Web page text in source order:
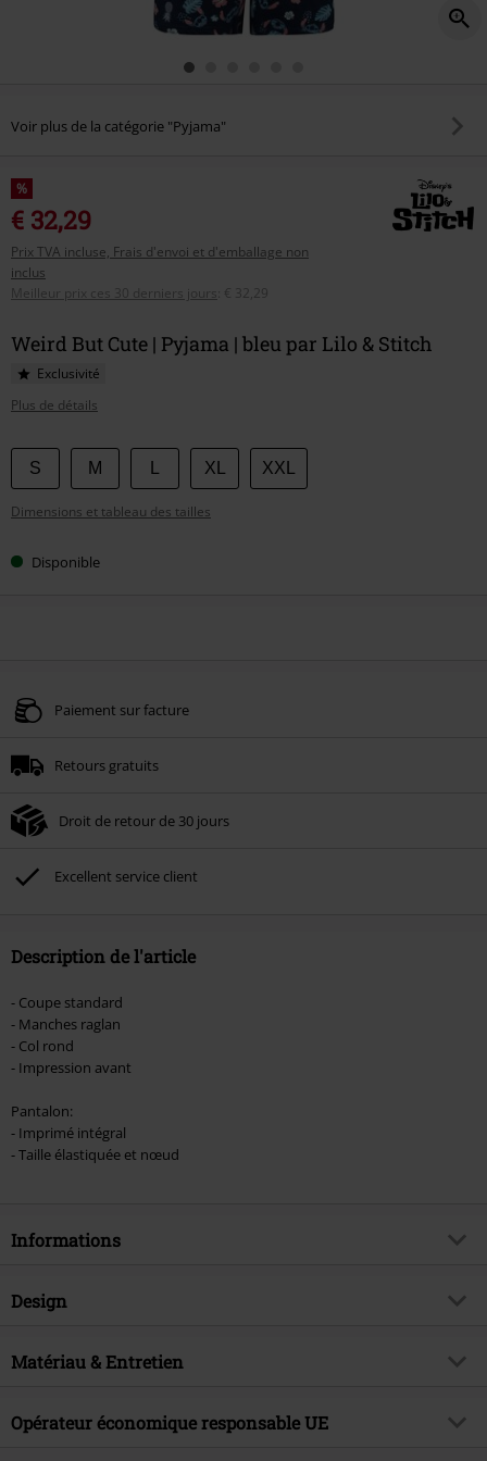
Voir plus de la catégorie "Pyjama"
%
€ 32,29
Prix TVA incluse, Frais d'envoi et d'emballage non
inclus
Meilleur prix ces 30 derniers jours
€ 32,29
Weird But Cute | Pyjama | bleu par Lilo & Stitch
Exclusivité
Plus de détails
Choisissez
votre
taille
S M XL XXL
Dimensions et tableau des tailles
Disponible
Paiement sur facture
Retours gratuits
Droit de retour de 30 jours
Excellent service client
Description de l'article
- Coupe standard
- Manches raglan
- Col rond
- Impression avant
Pantalon:
- Imprimé intégral
- Taille élastiquée et nœud
Informations
Article n°.
Exclusivité EMP
TV, Disney, Films, Animation,
Design
Catégorie de produit
Modèle imprimé
oui
Matériau & Entretien
Matière extérieure
100% Coton
Opérateur économique responsable UE